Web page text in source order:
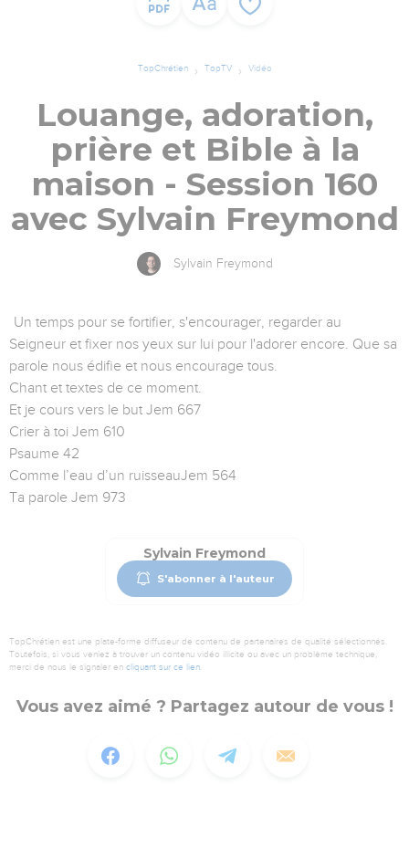
TopChrétien TopTV Vidéo
Louange, adoration,
prière et Bible à la
maison - Session 160
avec Sylvain Freymond
Sylvain Freymond
Un temps pour se fortifier, s'encourager, regarder au
Seigneur et fixer nos yeux sur lui pour l'adorer encore. Que sa
parole nous édifie et nous encourage tous.
Chant et textes de ce moment.
Et je cours vers le but Jem 667
Crier à toi Jem 610
Psaume 42
Comme l’eau d’un ruisseauJem 564
Ta parole Jem 973
Sylvain Freymond
S'abonner à l'auteur
TopChrétien est une plate-forme diffuseur de contenu de partenaires de qualité sélectionnés.
Toutefois, si vous veniez à trouver un contenu vidéo illicite ou avec un problème technique,
merci de nous le signaler en cliquant sur ce lien.
Vous avez aimé ? Partagez autour de vous !